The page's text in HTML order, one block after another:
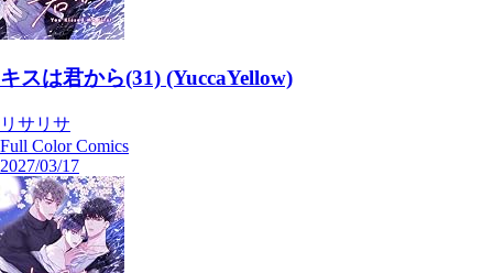
キスは君から(31) (YuccaYellow)
リサリサ
Full Color Comics
2027/03/17